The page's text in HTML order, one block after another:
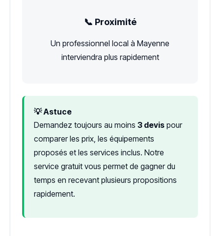
📞 Proximité
Un professionnel local à Mayenne
interviendra plus rapidement
💡 Astuce
Demandez toujours au moins 3 devis pour
comparer les prix, les équipements
proposés et les services inclus. Notre
service gratuit vous permet de gagner du
temps en recevant plusieurs propositions
rapidement.